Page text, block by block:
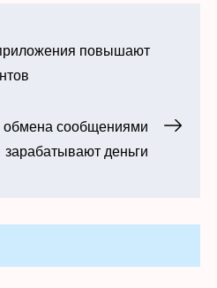
повышают
обмена сообщениями
зарабатывают деньги